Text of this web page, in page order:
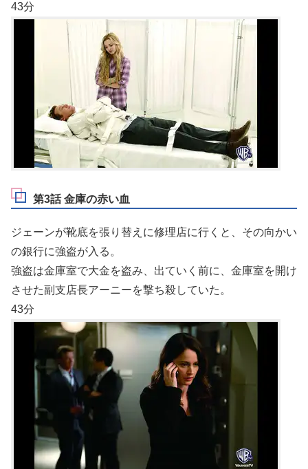
43分
第3話 金庫の赤い血
ジェーンが靴底を張り替えに修理店に行くと、その向かい
の銀行に強盗が入る。
強盗は金庫室で大金を盗み、出ていく前に、金庫室を開け
させた副支店長アーニーを撃ち殺していた。
43分